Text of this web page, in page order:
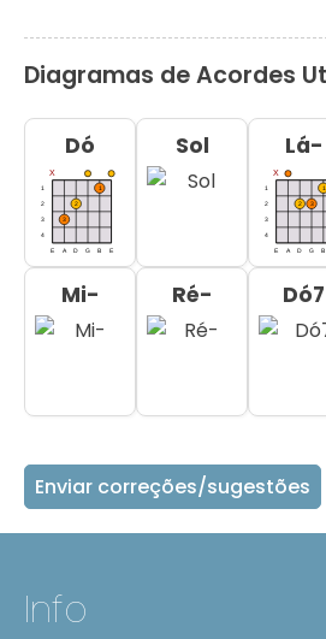
Diagramas de Acordes
Dó Sol Lá-
Mi- Ré- Dó7
Enviar correções/sugestões
Info